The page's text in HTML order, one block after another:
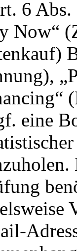
6
Now“
eine